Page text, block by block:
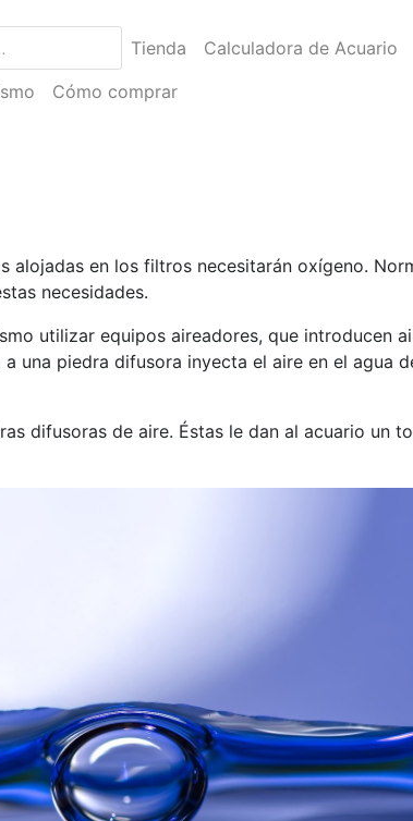
Tienda
Calculadora de Acuario
Cómo comprar
alojadas en los filtros necesitarán oxígeno.
necesidades.
utilizar equipos aireadores, que introducen
una piedra difusora inyecta el aire en el agua
difusoras de aire. Éstas le dan al acuario un